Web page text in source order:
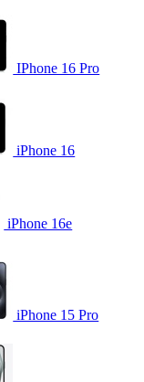
IPhone 16 Pro
iPhone 16
iPhone 16e
iPhone 15 Pro